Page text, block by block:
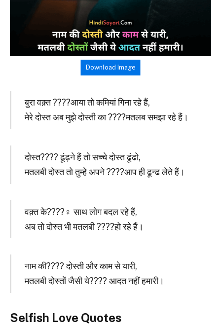
Download Image
बुरा वक़्त ????आया तो कमियां गिना रहे हैं,
मेरे दोस्त अब मुझे दोस्ती का ????मतलब समझा रहे हैं।
दोस्त???? ढूंढ़ने हैं तो सच्चे दोस्त ढूंढो,
मतलबी दोस्त तो तुम्हे अपने ????आप ही ढून्ढ लेते हैं।
वक़्त के????‍♀️ साथ लोग बदल रहे हैं,
अब तो दोस्त भी मतलबी ????हो रहे हैं।
नाम की???? दोस्ती और काम से यारी,
मतलबी दोस्तों जैसी ये???? आदत नहीं हमारी।
Selfish Love Quotes